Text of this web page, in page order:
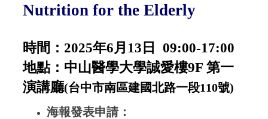
Nutrition for the Elderly
時間：2025年6月13日 09:00-17:00
地點：中山醫學大學誠愛樓9F 第一
演講廳(台中市南區建國北路一段110號)
海報發表申請：